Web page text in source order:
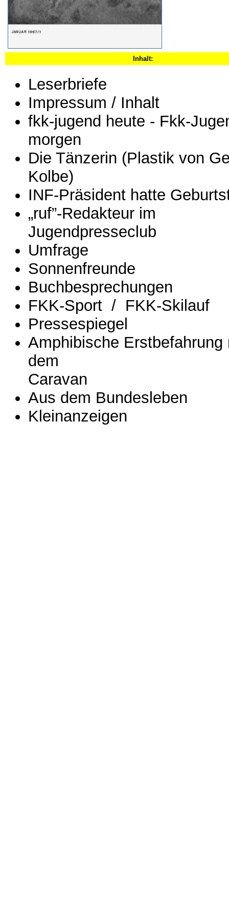
Inhalt:
Leserbriefe
Impressum / Inhalt
fkk-jugend heute - Fkk-
morgen
Die Tänzerin (Plastik von
Kolbe)
INF-Präsident hatte
„ruf”-Redakteur im
Jugendpresseclub
Umfrage
Sonnenfreunde
Buchbesprechungen
FKK-Sport / FKK-Skilauf
Pressespiegel
Amphibische Erstbefahrung
dem
Caravan
Aus dem Bundesleben
Kleinanzeigen